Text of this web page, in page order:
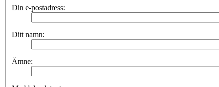
Din e-postadress:
Ditt namn:
Ämne: